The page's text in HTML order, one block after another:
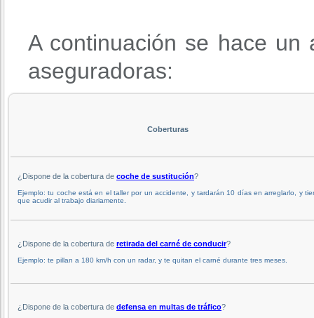
A continuación se hace un
aseguradoras:
Coberturas
¿Dispone de la cobertura de coche de sustitución?
Ejemplo: tu coche está en el taller por un accidente, y tardarán 10 días en arreglarlo, y
que acudir al trabajo diariamente.
¿Dispone de la cobertura de retirada del carné de conducir?
Ejemplo: te pillan a 180 km/h con un radar, y te quitan el carné durante tres meses.
¿Dispone de la cobertura de defensa en multas de tráfico?